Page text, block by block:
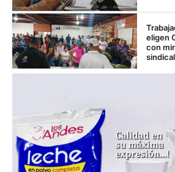
eligen
con